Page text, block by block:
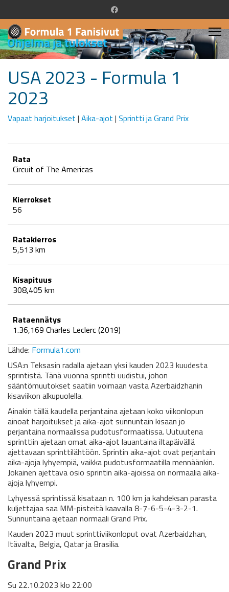
USA 2023 - Formula 1
2023
Vapaat harjoitukset | Aika-ajot | Sprintti ja Grand Prix
Rata
Circuit of The Americas
Kierrokset
56
Ratakierros
5,513 km
Kisapituus
308,405 km
Rataennätys
1.36,169 Charles Leclerc (2019)
Lähde: Formula1.com
USA:n Teksasin radalla ajetaan yksi kauden 2023 kuudesta
sprintistä. Tänä vuonna sprintti uudistui, johon
sääntömuutokset saatiin voimaan vasta Azerbaidzhanin
kisaviikon alkupuolella.
Ainakin tällä kaudella perjantaina ajetaan koko viikonlopun
ainoat harjoitukset ja aika-ajot sunnuntain kisaan jo
perjantaina normaalissa pudotusformaatissa. Uutuutena
sprinttiin ajetaan omat aika-ajot lauantaina iltapäivällä
ajettavaan sprinttilähtöön. Sprintin aika-ajot ovat perjantain
aika-ajoja lyhyempiä, vaikka pudotusformaatilla mennäänkin.
Jokainen ajettava osio sprintin aika-ajoissa on normaalia aika-
ajoja lyhyempi.
Lyhyessä sprintissä kisataan n. 100 km ja kahdeksan parasta
kuljettajaa saa MM-pisteitä kaavalla 8-7-6-5-4-3-2-1.
Sunnuntaina ajetaan normaali Grand Prix.
Kauden 2023 muut sprinttiviikonloput ovat Azerbaidzhan,
Itävalta, Belgia, Qatar ja Brasilia.
Grand Prix
Su 22.10.2023 klo 22:00